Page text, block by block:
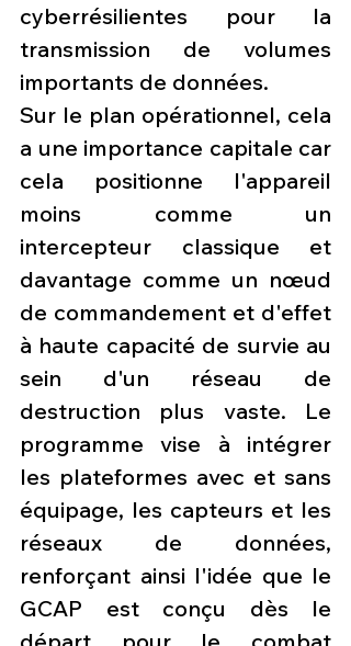
cyberrésilientes pour la
transmission de volumes
importants de données.
Sur le plan opérationnel, cela
a une importance capitale car
cela positionne l'appareil
moins comme un
intercepteur classique et
davantage comme un nœud
de commandement et d'effet
à haute capacité de survie au
sein d'un réseau de
destruction plus vaste. Le
programme vise à intégrer
les plateformes avec et sans
équipage, les capteurs et les
réseaux de données,
renforçant ainsi l'idée que le
GCAP est conçu dès le